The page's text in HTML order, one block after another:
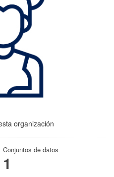
organización
Conjuntos de datos
1